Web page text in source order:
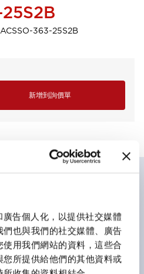
告個人化，以提供社交媒體
也與我們的社交媒體、廣告
用我們網站的資料，這些合
所提供給他們的其他資料或
363-25S2B
新增到詢價單
備的開關和切換，適用範圍廣